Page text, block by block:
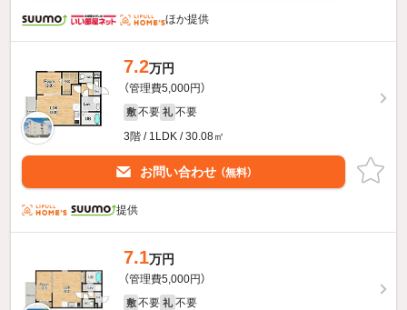
ほか提供
7.2万円
（管理費5,000円）
敷 不要 礼 不要
3階 / 1LDK / 30.08㎡
お問い合わせ （無料）
提供
7.1万円
（管理費5,000円）
敷 不要 礼 不要